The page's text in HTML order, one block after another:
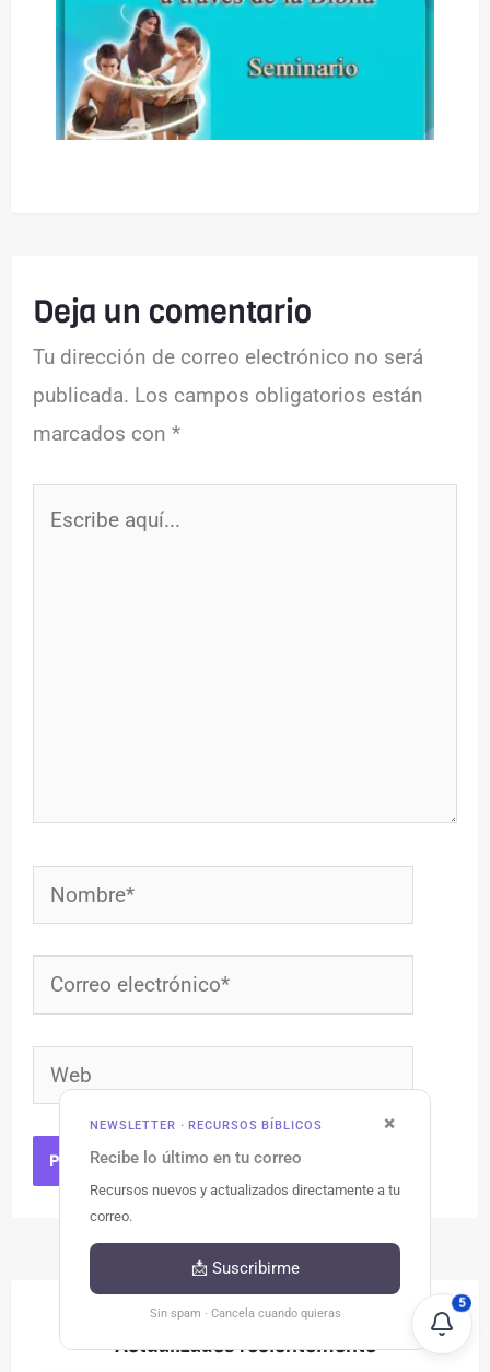
Actualizados recientemente
×
NEWSLETTER · RECURSOS BÍBLICOS
Recibe lo último en tu correo
Recursos nuevos y actualizados directamente a tu
correo.
📩 Suscribirme
Sin spam · Cancela cuando quieras
Deja un comentario
Tu dirección de correo electrónico no será
publicada. Los campos obligatorios están
marcados con*
Nombre*
Correo
electrónico*
Web
5